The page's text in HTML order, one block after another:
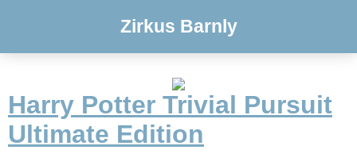
Zirkus Barnly
Harry Potter Trivial Pursuit
Ultimate Edition